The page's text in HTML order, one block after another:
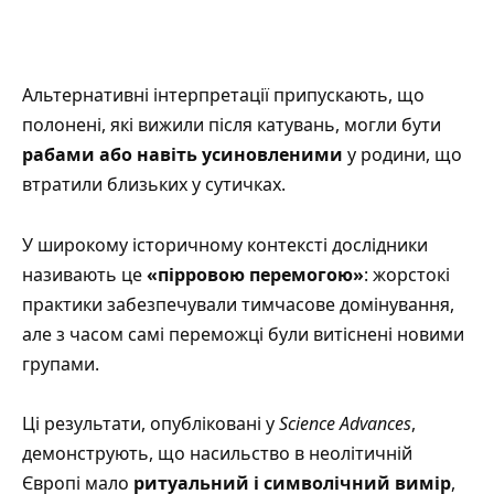
Альтернативні інтерпретації припускають, що
полонені, які вижили після катувань, могли бути
рабами або навіть усиновленими у родини, що
втратили близьких у сутичках.
У широкому історичному контексті дослідники
називають це«пірровою перемогою»: жорстокі
практики забезпечували тимчасове домінування,
але з часом самі переможці були витіснені новими
групами.
Ці результати, опубліковані уScience Advances,
демонструють, що насильство в неолітичній
Європі мало ритуальний і символічний вимір,